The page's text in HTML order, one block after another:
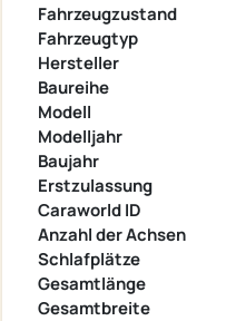
Fahrzeugzustand
Fahrzeugtyp
Hersteller
Baureihe
Modell
Modelljahr
Baujahr
Erstzulassung
Caraworld ID
Anzahl der Achsen
Schlafplätze
Gesamtlänge
Gesamtbreite